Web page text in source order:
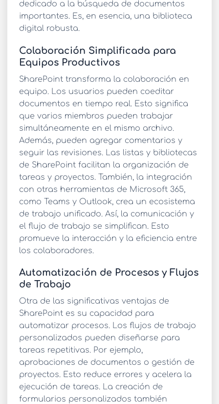
dedicado a la búsqueda de documentos
importantes. Es, en esencia, una biblioteca
digital robusta.
Colaboración Simplificada para
Equipos Productivos
SharePoint transforma la colaboración en
equipo. Los usuarios pueden coeditar
documentos en tiempo real. Esto significa
que varios miembros pueden trabajar
simultáneamente en el mismo archivo.
Además, pueden agregar comentarios y
seguir las revisiones. Las listas y bibliotecas
de SharePoint facilitan la organización de
tareas y proyectos. También, la integración
con otras herramientas de Microsoft 365,
como Teams y Outlook, crea un ecosistema
de trabajo unificado. Así, la comunicación y
el flujo de trabajo se simplifican. Esto
promueve la interacción y la eficiencia entre
los colaboradores.
Automatización de Procesos y Flujos
de Trabajo
Otra de las significativas ventajas de
SharePoint es su capacidad para
automatizar procesos. Los flujos de trabajo
personalizados pueden diseñarse para
tareas repetitivas. Por ejemplo,
aprobaciones de documentos o gestión de
proyectos. Esto reduce errores y acelera la
ejecución de tareas. La creación de
formularios personalizados también